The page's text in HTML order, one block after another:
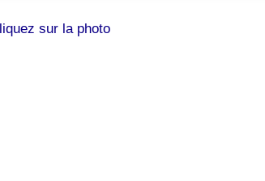
sur la photo